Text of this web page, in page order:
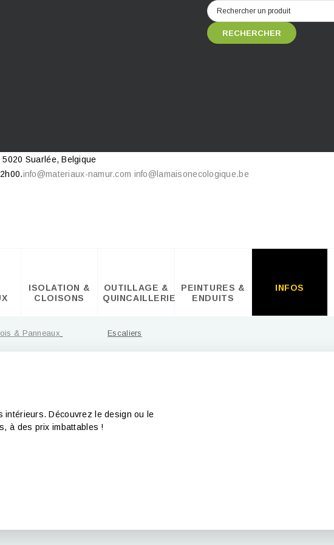
RECHERCHER
Suarlée, Belgique
info@materiaux-namur.com info@lamaisonecologique.be
ISOLATION &
CLOISONS
OUTILLAGE &
QUINCAILLERIE
PEINTURES &
ENDUITS
INFOS
& Panneaux Escaliers
intérieurs. Découvrez le design ou le
à des prix imbattables !